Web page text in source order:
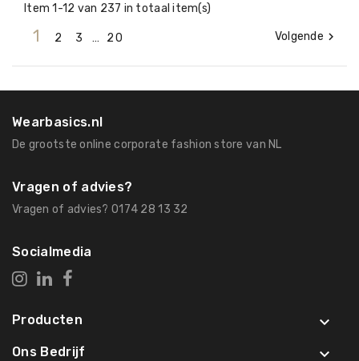
Item 1-12 van 237 in totaal item(s)
1 2 3 … 20 Volgende 
Wearbasics.nl
De grootste online corporate fashion store van NL
Vragen of advies?
Vragen of advies? 0174 28 13 32
Socialmedia
Producten 
Ons Bedrijf 